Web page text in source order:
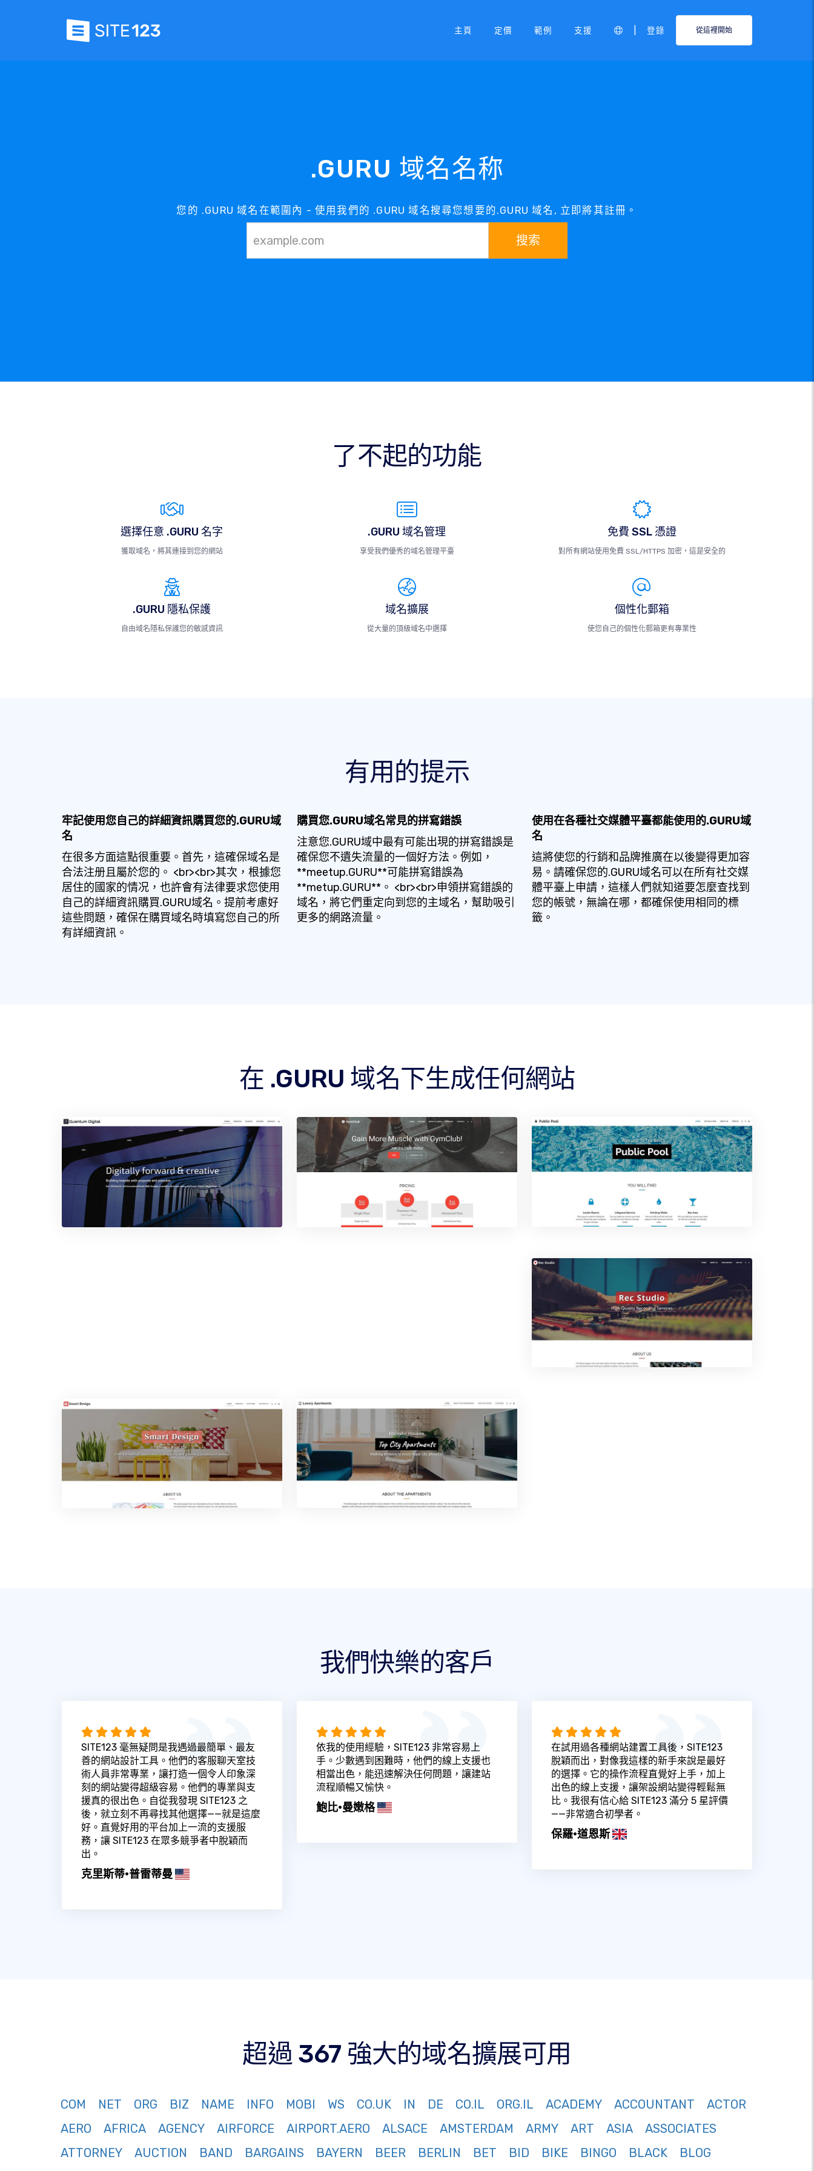
主頁 定價 範例 支援 登錄 從這裡開始
.GURU 域名名称
您的 .GURU 域名在範圍內 - 使用我們的 .GURU 域名搜尋您想要的.GURU 域名, 立即將其註冊。
搜索
了不起的功能
選擇任意 .GURU 名字
獲取域名，將其連接到您的網站
.GURU 域名管理
享受我們優秀的域名管理平臺
免費 SSL 憑證
對所有網站使用免費 SSL/HTTPS 加密，這是安全的
.GURU 隱私保護
自由域名隱私保護您的敏感資訊
域名擴展
從大量的頂級域名中選擇
個性化郵箱
使您自己的個性化郵箱更有專業性
有用的提示
牢記使用您自己的詳細資訊購買您的.GURU域
名
在很多方面這點很重要。首先，這確保域名是
合法注册且屬於您的。 <br><br>其次，根據您
居住的國家的情况，也許會有法律要求您使用
自己的詳細資訊購買.GURU域名。提前考慮好
這些問題，確保在購買域名時填寫您自己的所
有詳細資訊。
購買您.GURU域名常見的拼寫錯誤
注意您.GURU域中最有可能出現的拼寫錯誤是
確保您不遺失流量的一個好方法。例如，
**meetup.GURU**可能拼寫錯誤為
**metup.GURU**。 <br><br>申領拼寫錯誤的
域名，將它們重定向到您的主域名，幫助吸引
更多的網路流量。
使用在各種社交媒體平臺都能使用的.GURU域
名
這將使您的行銷和品牌推廣在以後變得更加容
易。請確保您的.GURU域名可以在所有社交媒
體平臺上申請，這樣人們就知道要怎麼查找到
您的帳號，無論在哪，都確保使用相同的標
籤。
在 .GURU 域名下生成任何網站
我們快樂的客戶
SITE123 毫無疑問是我遇過最簡單、最友
善的網站設計工具。他們的客服聊天室技
術人員非常專業，讓打造一個令人印象深
刻的網站變得超級容易。他們的專業與支
援真的很出色。自從我發現 SITE123 之
後，就立刻不再尋找其他選擇——就是這麼
好。直覺好用的平台加上一流的支援服
務，讓 SITE123 在眾多競爭者中脫穎而
出。
克里斯蒂·普雷蒂曼
依我的使用經驗，SITE123 非常容易上
手。少數遇到困難時，他們的線上支援也
相當出色，能迅速解決任何問題，讓建站
流程順暢又愉快。
鮑比·曼嫩格
在試用過各種網站建置工具後，SITE123
脫穎而出，對像我這樣的新手來說是最好
的選擇。它的操作流程直覺好上手，加上
出色的線上支援，讓架設網站變得輕鬆無
比。我很有信心給 SITE123 滿分 5 星評價
——非常適合初學者。
保羅·道恩斯
超過 367 強大的域名擴展可用
COM NET ORG BIZ NAME INFO MOBI WS CO.UK IN DE CO.IL ORG.IL ACADEMY ACCOUNTANT
ACTOR
AERO
AFRICA AGENCY AIRFORCE AIRPORT.AERO ALSACE AMSTERDAM ARMY ART ASIA
ASSOCIATES
ATTORNEY
AUCTION BAND BARGAINS BAYERN BEER BERLIN BET BID BIKE BINGO BLACK
BLOG